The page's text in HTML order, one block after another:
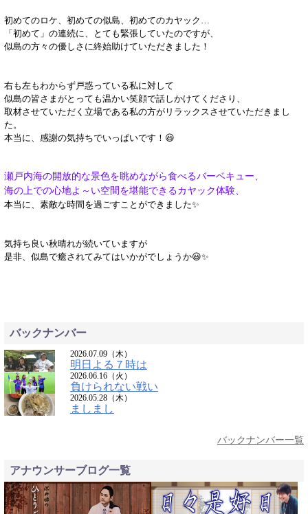
初めてのロケ、初めての似島、初めてのカヤック…
「初めて」の連続に、とても緊張していたのですが、
似島の方々の優しさに終始助けていただきました！
右も左もわからず戸惑っている私に対して
似島の皆さまがとっても温かい笑顔で話しかけてくださり、
取材させていただく立場である私の方がリラックスさせていただきまし
た。
本当に、感謝の気持ちでいっぱいです！😃
瀬戸内海の開放的な景色を眺めながら食べるバーベキュー、
海の上での心地よ～い空間を堪能できるカヤック体験、
本当に、素敵な時間を過ごすことができました✨
気持ち良い秋晴れが続いていますが
是非、似島で癒されてみてはいかがでしょうか😃✨
バックナンバー
2026.07.09（木）
明日よる７時は
2026.06.16（火）
負けられない戦い
2026.05.28（木）
ましまし
バックナンバー一覧
アナウンサーブログ一覧